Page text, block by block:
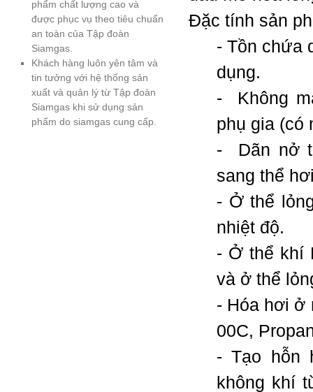
phẩm chất lượng cao và
được phục vụ theo tiêu chuẩn
an toàn của Tập đoàn
Siamgas.
Khách hàng luôn yên tâm và
tin tưởng với hệ thống sản
xuất và quản lý từ Tập đoàn
Siamgas khi sử dụng sản
phẩm do siamgas cung cấp.
Đặc tính sản
- Tồn chứa
dụng.
- Không
phụ gia (có
- Dãn nở
sang thể
- Ở thể
nhiệt độ.
- Ở thể khí
và ở thể
- Hóa hơi ở
00C,
- Tạo hỗn
không khí